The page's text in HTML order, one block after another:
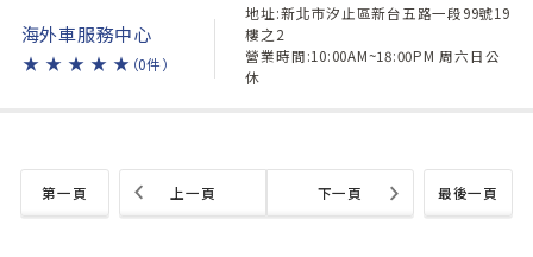
海外車服務中心
★ ★ ★ ★ ★ （0件）
地址:新北市汐止區新台五路一段99號19
樓之2
營業時間:10:00AM~18:00PM 周六日公
休
第一頁 最後一頁
上一頁 下一頁